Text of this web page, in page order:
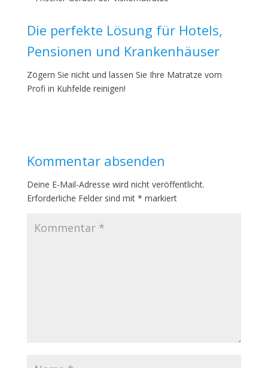
Die perfekte Lösung für Hotels,
Pensionen und Krankenhäuser
Zögern Sie nicht und lassen Sie Ihre Matratze vom
Profi in Kuhfelde reinigen!
Kommentar absenden
Deine E-Mail-Adresse wird nicht veröffentlicht.
Erforderliche Felder sind mit * markiert